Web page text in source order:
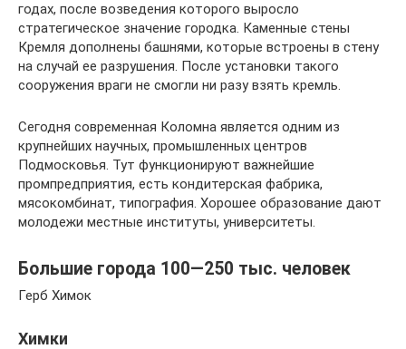
годах, после возведения которого выросло
стратегическое значение городка. Каменные стены
Кремля дополнены башнями, которые встроены в стену
на случай ее разрушения. После установки такого
сооружения враги не смогли ни разу взять кремль.
Сегодня современная Коломна является одним из
крупнейших научных, промышленных центров
Подмосковья. Тут функционируют важнейшие
промпредприятия, есть кондитерская фабрика,
мясокомбинат, типография. Хорошее образование дают
молодежи местные институты, университеты.
Большие города 100—250 тыс. человек
Герб Химок
Химки